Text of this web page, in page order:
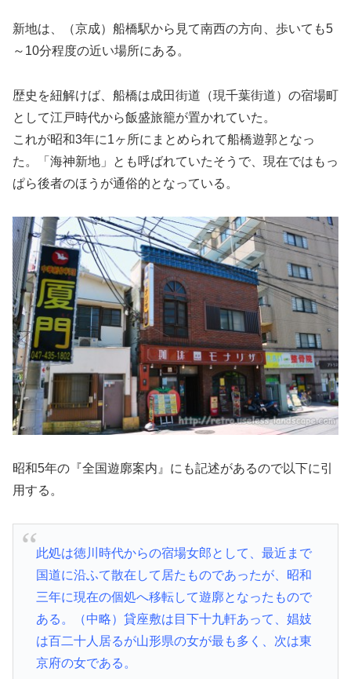
新地は、（京成）船橋駅から見て南西の方向、歩いても5
～10分程度の近い場所にある。
歴史を紐解けば、船橋は成田街道（現千葉街道）の宿場町
として江戸時代から飯盛旅籠が置かれていた。
これが昭和3年に1ヶ所にまとめられて船橋遊郭となっ
た。「海神新地」とも呼ばれていたそうで、現在ではもっ
ぱら後者のほうが通俗的となっている。
昭和5年の『全国遊廓案内』にも記述があるので以下に引
用する。
此処は徳川時代からの宿場女郎として、最近まで
国道に沿ふて散在して居たものであったが、昭和
三年に現在の個処へ移転して遊廓となったもので
ある。（中略）貸座敷は目下十九軒あって、娼妓
は百二十人居るが山形県の女が最も多く、次は東
京府の女である。